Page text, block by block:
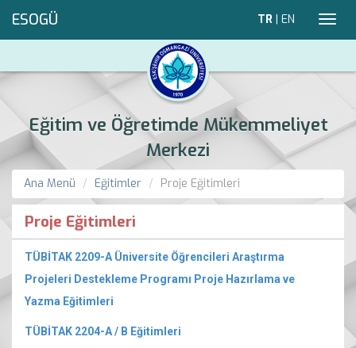
ESOGÜ TR | EN
Eğitim ve Öğretimde Mükemmeliyet
Merkezi
Ana Menü Eğitimler Proje Eğitimleri
Proje Eğitimleri
TÜBİTAK 2209-A Üniversite Öğrencileri Araştırma
Projeleri Destekleme Programı Proje Hazırlama ve
Yazma Eğitimleri
TÜBİTAK 2204-A / B Eğitimleri